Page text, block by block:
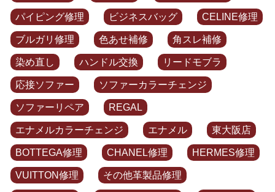
パイピング修理 ビジネスバッグ CELINE修理
ブルガリ修理 色あせ補修 角スレ補修
染め直し ハンドル交換 リードモブラ
応接ソファー ソファーカラーチェンジ
ソファーリペア REGAL
エナメルカラーチェンジ エナメル 東大阪店
BOTTEGA修理 CHANEL修理 HERMES修理
VUITTON修理 その他革製品修理